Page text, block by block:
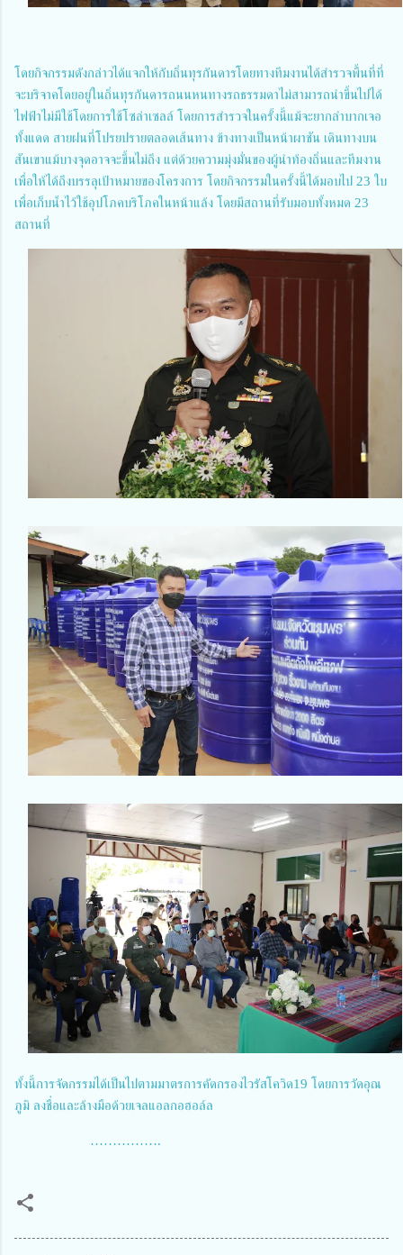
โดยกิจกรรมดังกล่าวได้แจกให้กับถิ่นทุรกันดารโดยทางทีมงานได้สำรวจพื้นที่ที่
จะบริจาคโดยอยู่ในถิ่นทุรกันดารถนนหนทางรถธรรมดาไม่สามารถนำขึ้นไปได้
ไฟฟ้าไม่มีใช้โดยการใช้โซล่าเซลล์ โดยการสำรวจในครั้งนี้แม้จะยากลำบากเจอ
ทั้งแดด สายฝนที่โปรยปรายตลอดเส้นทาง ข้างทางเป็นหน้าผาชัน เดินทางบน
สันเขาแม้บางจุดอาจจะขึ้นไม่ถึง แต่ด้วยความมุ่งมั่นของผู้นำท้องถิ่นและทีมงาน
เพื่อให้ได้ถึงบรรลุเป้าหมายของโครงการ โดยกิจกรรมในครั้งนี้ได้มอบไป 23 ใบ
เพื่อเก็บน้ำไว้ใช้อุปโภคบริโภคในหน้าแล้ง โดยมีสถานที่รับมอบทั้งหมด 23
สถานที่
ทั้งนี้การจัดกรรมได้เป็นไปตามมาตรการคัดกรองไวรัสโควิด19 โดยการวัดอุณ
ภูมิ ลงชื่อและล้างมือด้วยเจลแอลกอฮอล์ล
…………….